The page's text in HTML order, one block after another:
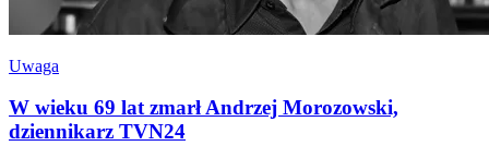
Uwaga
W wieku 69 lat zmarł Andrzej Morozowski,
dziennikarz TVN24